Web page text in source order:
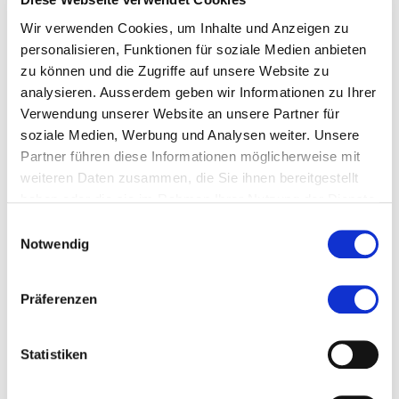
Wir verwenden Cookies, um Inhalte und Anzeigen zu
personalisieren, Funktionen für soziale Medien anbieten
zu können und die Zugriffe auf unsere Website zu
analysieren. Ausserdem geben wir Informationen zu Ihrer
Verwendung unserer Website an unsere Partner für
soziale Medien, Werbung und Analysen weiter. Unsere
Partner führen diese Informationen möglicherweise mit
weiteren Daten zusammen, die Sie ihnen bereitgestellt
Notwendig
Präferenzen
Statistiken
Bemerkung
Beilagen für Zulassung
Passfoto
(max. 15MB - .jpg,.pdf)